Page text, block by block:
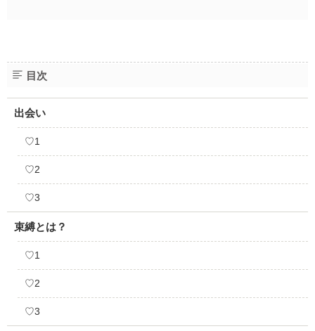
目次
出会い
♡1
♡2
♡3
束縛とは？
♡1
♡2
♡3